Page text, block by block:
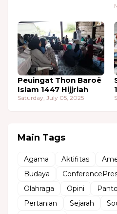
Peuingat Thon Baroë
Islam 1447 Hijjriah
Saturday, July 05, 2025
Main Tags
Agama Aktifitas
Budaya
Olahraga
Opini
Pertanian
Sejarah